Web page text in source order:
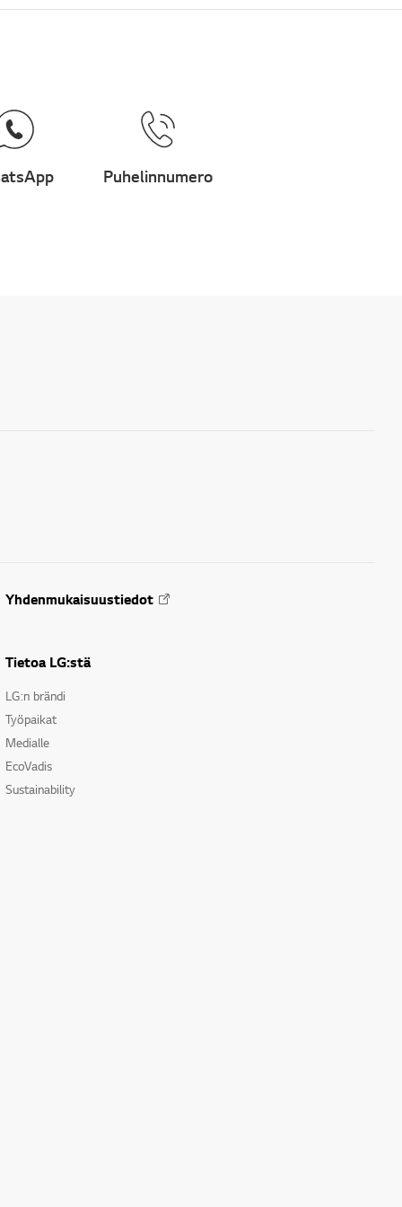
Puhelinnumero
Yhdenmukaisuustiedot
Tietoa LG:stä
LG:n brändi
Työpaikat
Medialle
EcoVadis
Sustainability